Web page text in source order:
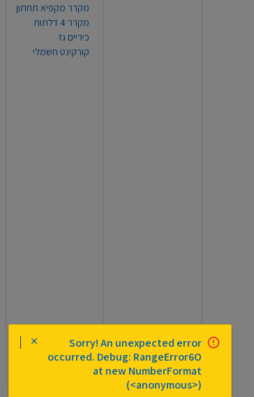
מקרר מקפיא תחתון
מקרר 4 דלתות
כיריים גז
קורקינט חשמלי
Sorry! An unexpected error
occurred. Debug: RangeError6O
at new NumberFormat
(<anonymous>)